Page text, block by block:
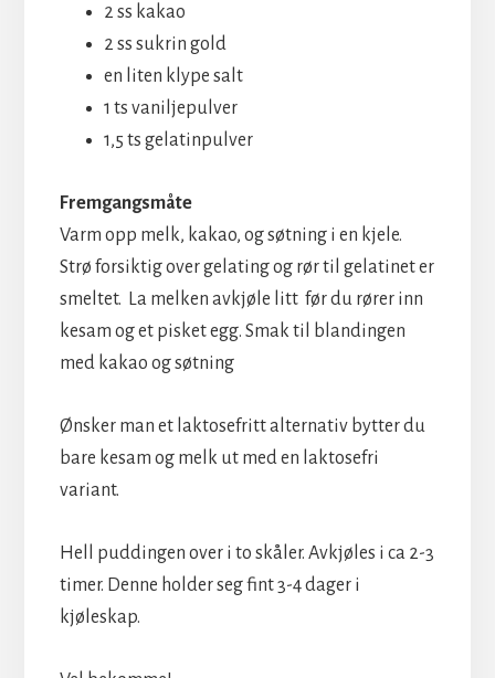
2 ss kakao
2 ss sukrin gold
en liten klype salt
1 ts vaniljepulver
1,5 ts gelatinpulver
Fremgangsmåte
Varm opp melk, kakao, og søtning i en kjele.
Strø forsiktig over gelating og rør til gelatinet er
smeltet. La melken avkjøle litt før du rører inn
kesam og et pisket egg. Smak til blandingen
med kakao og søtning
Ønsker man et laktosefritt alternativ bytter du
bare kesam og melk ut med en laktosefri
variant.
Hell puddingen over i to skåler. Avkjøles i ca 2-3
timer. Denne holder seg fint 3-4 dager i
kjøleskap.